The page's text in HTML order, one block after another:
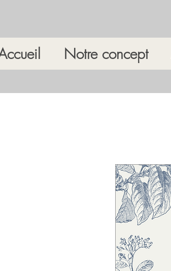
Notre concept